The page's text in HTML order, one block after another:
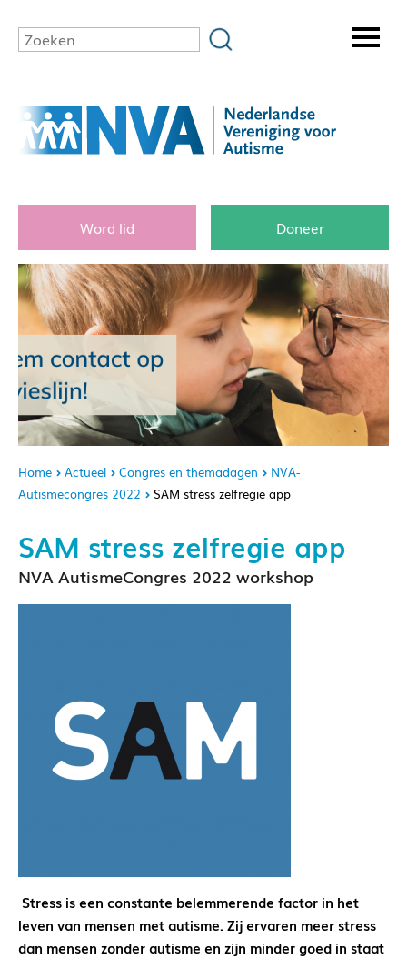
Word lid Doneer
Home Actueel Congres en themadagen
NVA-
Autismecongres 2022
SAM stress zelfregie app
SAM stress zelfregie app
NVA AutismeCongres 2022 workshop
Stress is een constante belemmerende factor in het
leven van mensen met autisme. Zij ervaren meer stress
dan mensen zonder autisme en zijn minder goed in staat